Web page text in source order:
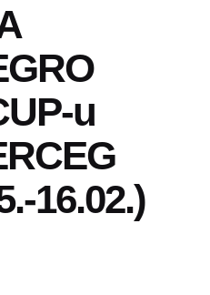
u
16.02.)